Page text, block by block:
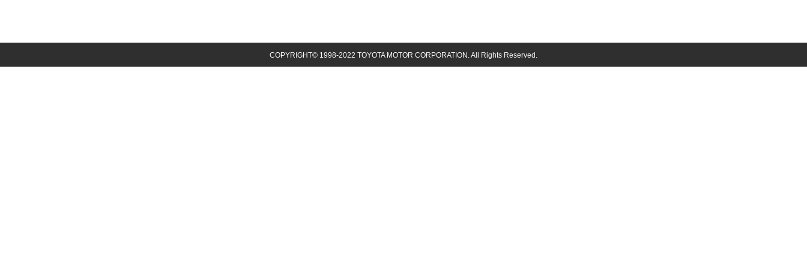
COPYRIGHT© 1998-2022 TOYOTA MOTOR CORPORATION. All Rights Reserved.